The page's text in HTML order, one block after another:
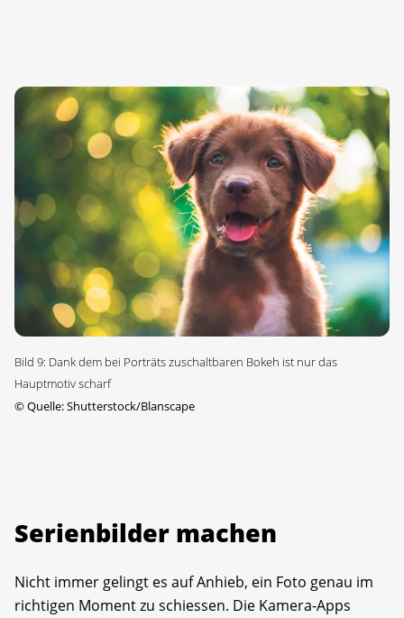
Bild 9: Dank dem bei Porträts zuschaltbaren Bokeh ist nur das
Hauptmotiv scharf
©Quelle: Shutterstock/Blanscape
Serienbilder machen
Nicht immer gelingt es auf Anhieb, ein Foto genau im
richtigen Moment zu schiessen. Die Kamera-Apps